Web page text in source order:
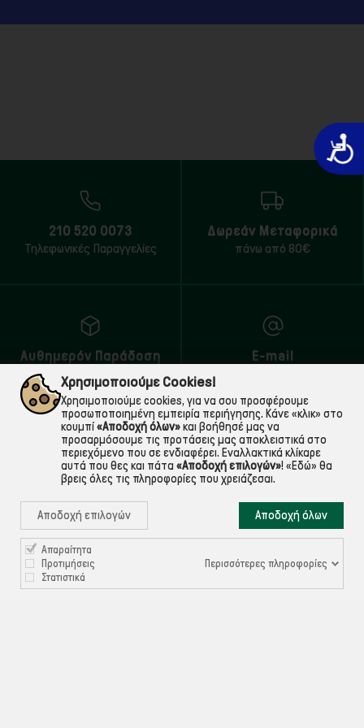
210 520 0073
Τηλεφωνικές Παραγγελίες
Δωρεάν Μεταφορικά
πάνω από 80€
Αυθημερόν Παράδοση
εντός Αττικής
E-mail
ΠΛΗΡΟΦΟΡΙΕΣ
ΧΡΉΣΙΜΑ 
Χρησιμοποιούμε Cookies!
Χρησιμοποιούμε cookies, για να σου προσφέρουμε
προσωποποιημένη εμπειρία περιήγησης. Κάνε «κλικ» στο
κουμπί«Αποδοχή όλων»και βοήθησέ μας να
προσαρμόσουμε τις προτάσεις μας αποκλειστικά στο
περιεχόμενο που σε ενδιαφέρει. Εναλλακτικά κλίκαρε
αυτά που θες και πάτα «Αποδοχή επιλογών»! «Εδώ» θα
βρεις όλες τις πληροφορίες που χρειάζεσαι.
Αποδοχή επιλογών Αποδοχή όλων
Απαραίτητα
Προτιμήσεις
Στατιστικά
Περισσότερες πληροφορίες